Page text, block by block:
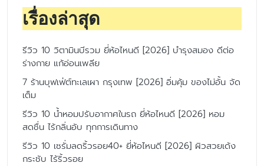
เรื่องล่าสุด
รีวิว 10 วิตามินบีรวม ยี่ห้อไหนดี [2026] บำรุงสมอง ดีต่อ
ร่างกาย แก้อ่อนเพลีย
7 ร้านบุฟเฟ่ต์ทะเลเผา กรุงเทพ [2026] อิ่มคุ้ม ของไม่อั้น จัด
เต็ม
รีวิว 10 น้ำหอมปรับอากาศในรถ ยี่ห้อไหนดี [2026] หอม
สดชื่น ไร้กลิ่นอับ ทุกการเดินทาง
รีวิว 10 เซรั่มลดริ้วรอย40+ ยี่ห้อไหนดี [2026] ผิวสวยเด้ง
กระชับ ไร้ริ้วรอย